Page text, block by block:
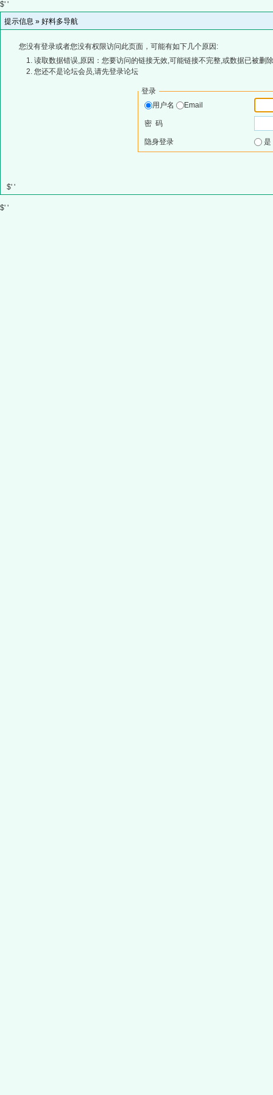
$' '
提示信息 » 好料多导航
您没有登录或者您没有权限访问此页面，可能有如下几个原因:
读取数据错误,原因：您要访问的链接无效,可能链接不完整,或数据已被删
您还不是论坛会员,请先登录论坛
登录
用户名
Email
密 码
隐身登录
$' '
$' '